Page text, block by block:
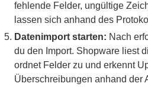
fehlende Felder, ungültige
lassen sich anhand des
Datenimport starten: Nach
du den Import. Shopware liest
ordnet Felder zu und erkennt
Überschreibungen anhand der